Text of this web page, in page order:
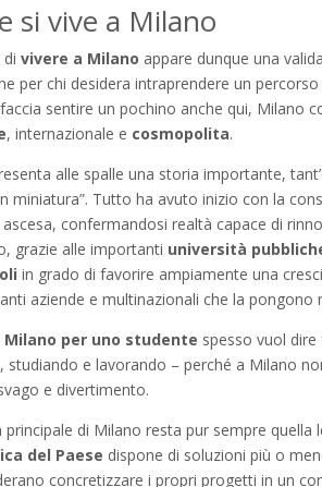
si vive a Milano
divivere a Milano appare dunque una
per chi desidera intraprendere un
sentire un pochino anche qui,
, internazionale e cosmopolita.
alle spalle una storia importante,
miniatura”. Tutto ha avuto inizio con la
confermandosi realtà capace di
grazie alle importanti università
in grado di favorire ampiamente una
aziende e multinazionali che la pongono
Milano per uno studente spesso vuol
studiando e lavorando – perché a Milano
e divertimento.
di Milano resta pur sempre quella
del Paese dispone di soluzioni più o
concretizzare i propri progetti in un